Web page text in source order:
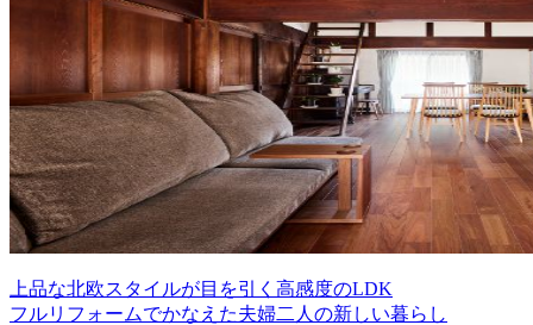
上品な北欧スタイルが目を引く高感度のLDK
フルリフォームでかなえた夫婦二人の新しい暮らし